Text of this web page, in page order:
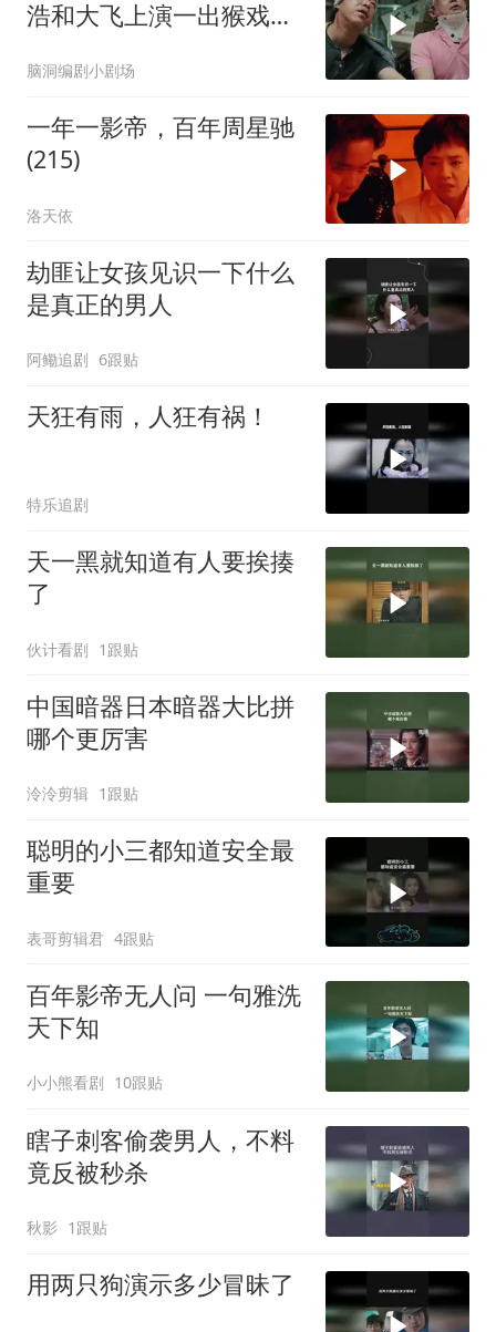
浩和大飞上演一出猴戏，
脑洞编剧小剧场
一年一影帝，百年周星驰
(215)
洛天依
劫匪让女孩见识一下什么
是真正的男人
阿鳓追剧 6跟贴
天狂有雨，人狂有祸！
特乐追剧
天一黑就知道有人要挨揍
了
伙计看剧 1跟贴
中国暗器日本暗器大比拼
哪个更厉害
泠泠剪辑 1跟贴
聪明的小三都知道安全最
重要
表哥剪辑君 4跟贴
百年影帝无人问 一句雅洗
天下知
小小熊看剧 10跟贴
瞎子刺客偷袭男人，不料
竟反被秒杀
秋影 1跟贴
用两只狗演示多少冒昧了